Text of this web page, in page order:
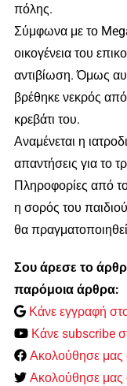
πόλης.
Σύμφωνα με το
οικογένεια του
αντιβίωση. Όμως
βρέθηκε νεκρός
κρεβάτι του.
Αναμένεται η
απαντήσεις για το
Πληροφορίες από
η σορός του
θα
Σου άρεσε το
παρόμοια άρθρα:
Κάνε εγγραφή
Κάνε subscribe
Ακολούθησε μας
Ακολούθησε μας